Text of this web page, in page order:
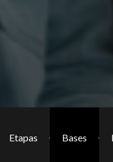
Etapas Bases